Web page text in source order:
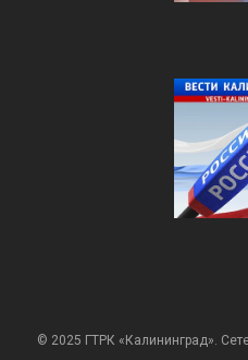
© 2025 ГТРК «Калининград».